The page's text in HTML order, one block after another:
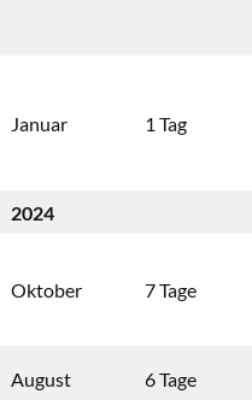
Januar 1 Tag
2024
Oktober 7 Tage
August 6 Tage